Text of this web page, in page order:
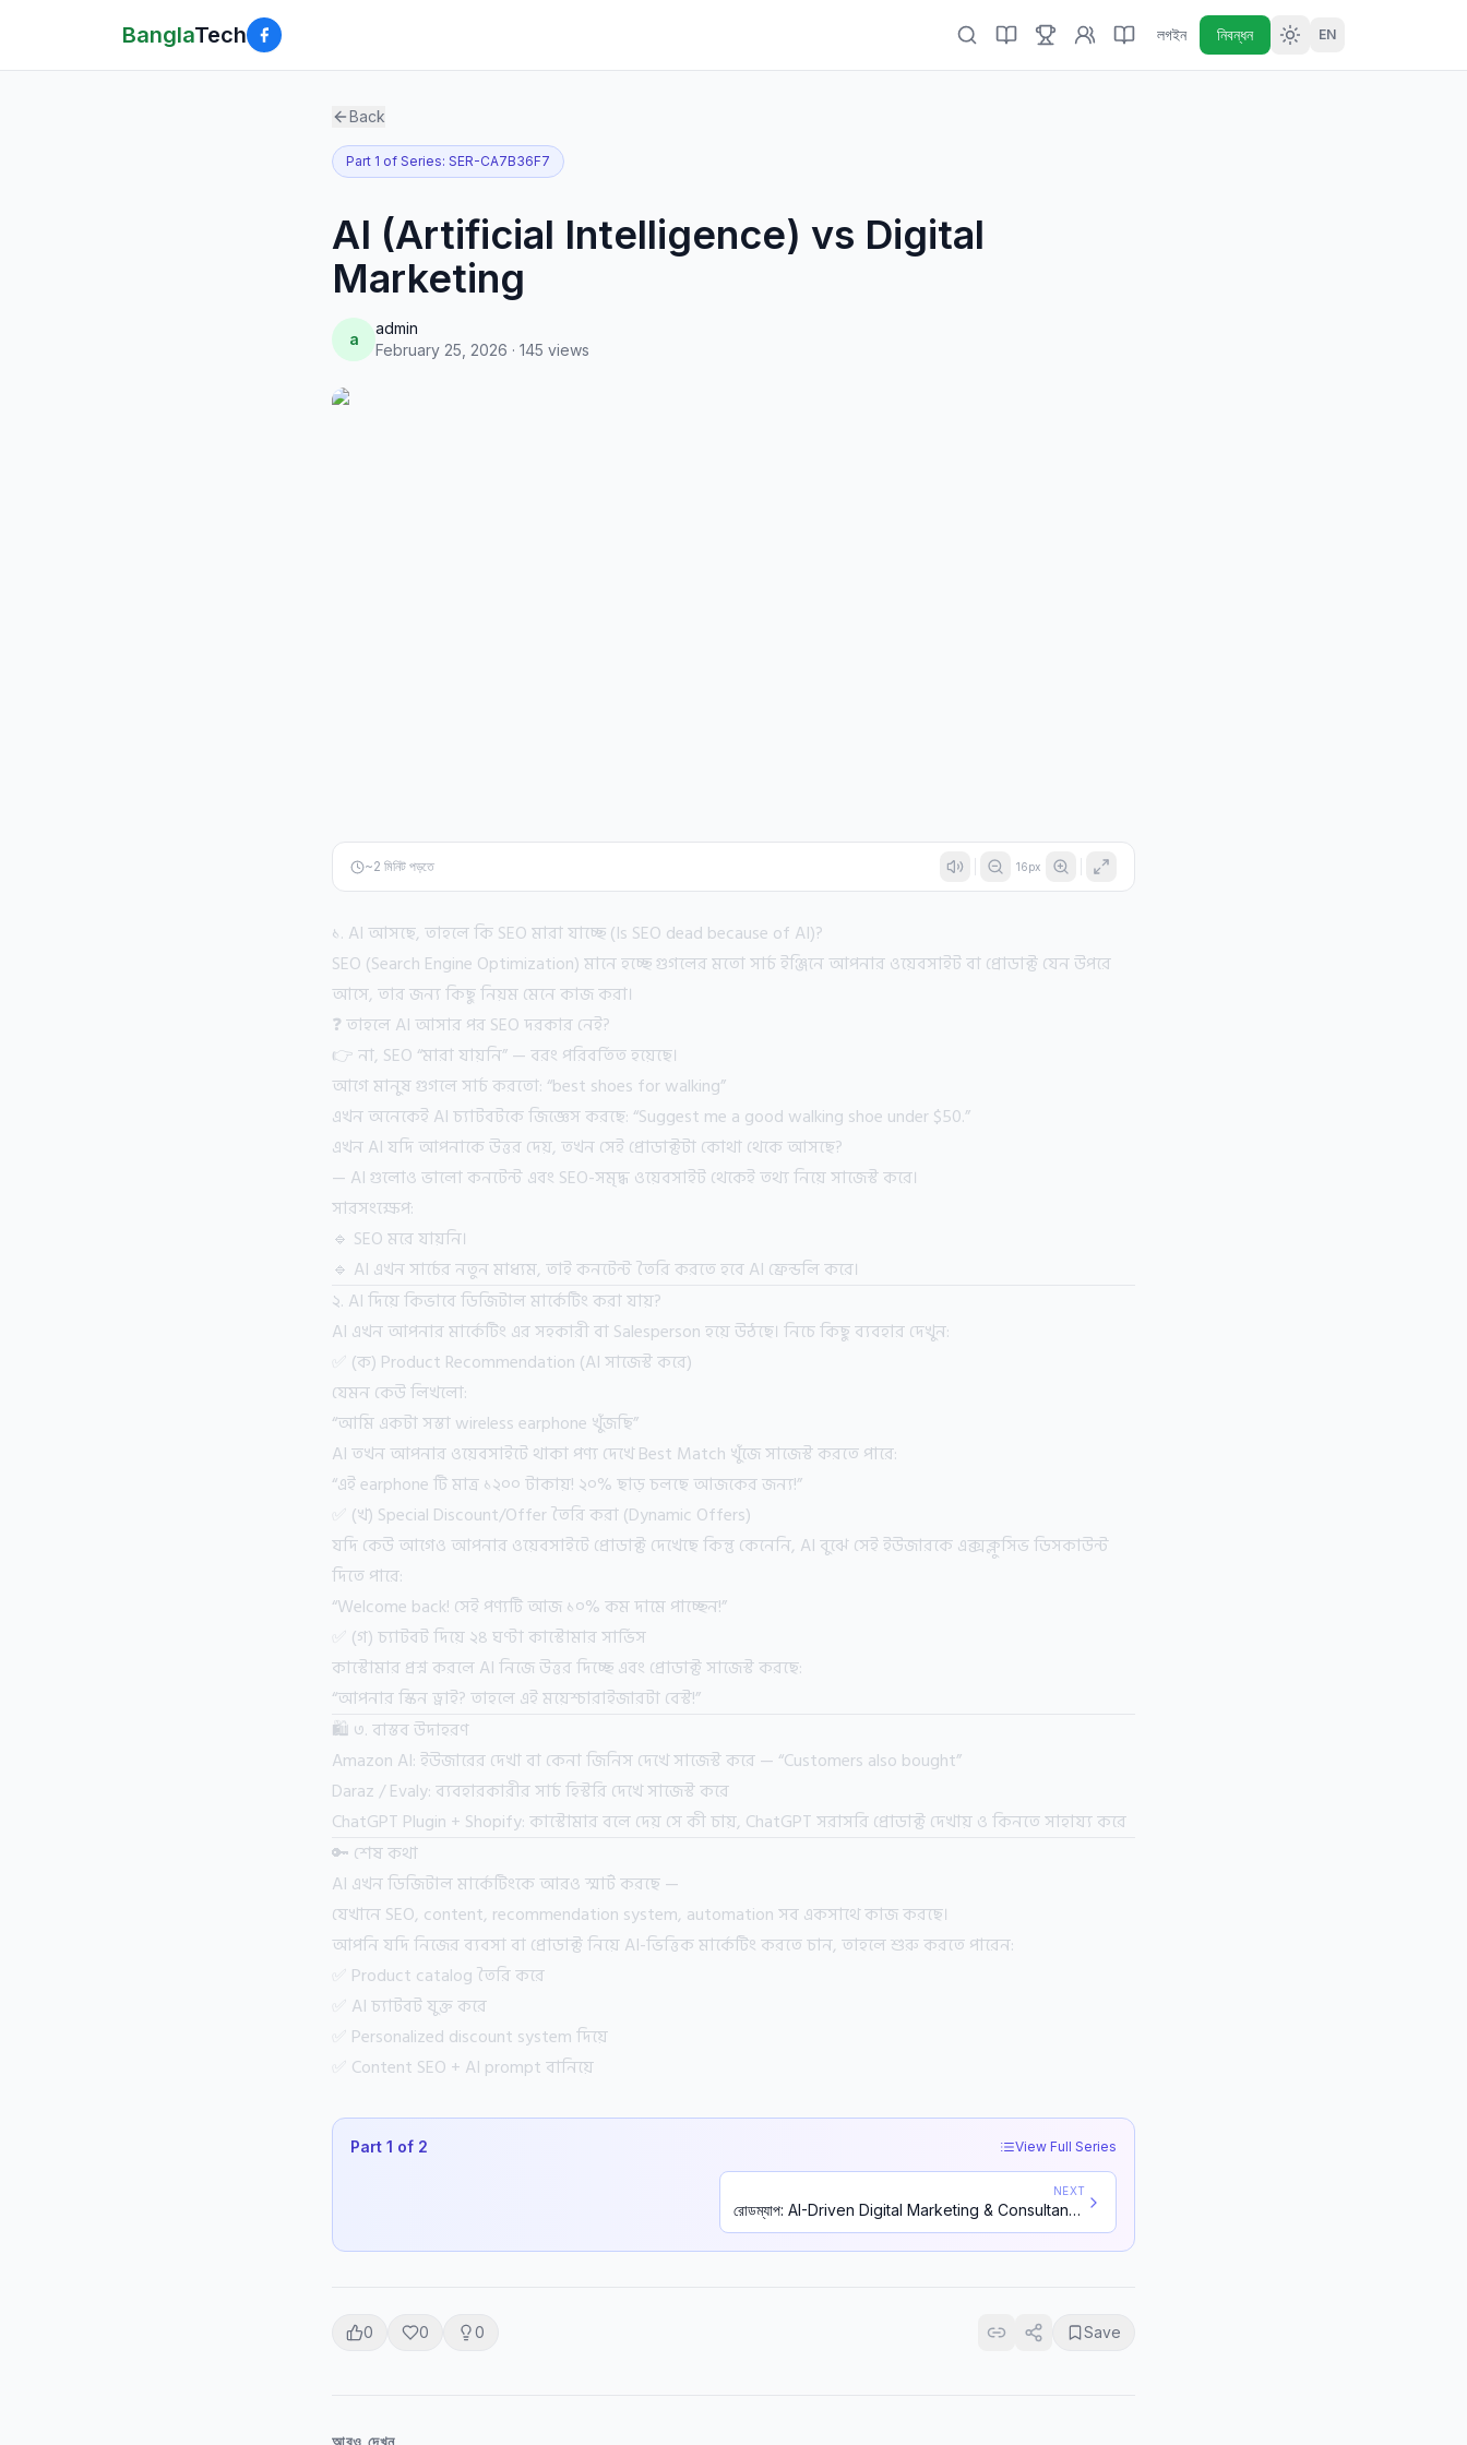
BanglaTech লগইন নিবন্ধন EN
Back
Part 1 of Series: SER-CA7B36F7
AI (Artificial Intelligence) vs Digital
Marketing
a
admin
February 25, 2026 · 145 views
~2 মিনিট পড়তে 16px
১. AI আসছে, তাহলে কি SEO মারা যাচ্ছে (Is SEO dead because of AI)?
SEO (Search Engine Optimization) মানে হচ্ছে গুগলের মতো সার্চ ইঞ্জিনে আপনার ওয়েবসাইট বা প্রোডাক্ট যেন উপরে
আসে, তার জন্য কিছু নিয়ম মেনে কাজ করা।
❓ তাহলে AI আসার পর SEO দরকার নেই?
👉 না, SEO “মারা যায়নি” — বরং পরিবর্তিত হয়েছে।
আগে মানুষ গুগলে সার্চ করতো: “best shoes for walking”
এখন অনেকেই AI চ্যাটবটকে জিজ্ঞেস করছে: “Suggest me a good walking shoe under $50.”
এখন AI যদি আপনাকে উত্তর দেয়, তখন সেই প্রোডাক্টটা কোথা থেকে আসছে?
— AI গুলোও ভালো কনটেন্ট এবং SEO-সমৃদ্ধ ওয়েবসাইট থেকেই তথ্য নিয়ে সাজেস্ট করে।
সারসংক্ষেপ:
🔹 SEO মরে যায়নি।
🔹 AI এখন সার্চের নতুন মাধ্যম, তাই কনটেন্ট তৈরি করতে হবে AI ফ্রেন্ডলি করে।
২. AI দিয়ে কিভাবে ডিজিটাল মার্কেটিং করা যায়?
AI এখন আপনার মার্কেটিং এর সহকারী বা Salesperson হয়ে উঠছে। নিচে কিছু ব্যবহার দেখুন:
✅ (ক) Product Recommendation (AI সাজেস্ট করে)
যেমন কেউ লিখলো:
“আমি একটা সস্তা wireless earphone খুঁজছি”
AI তখন আপনার ওয়েবসাইটে থাকা পণ্য দেখে Best Match খুঁজে সাজেস্ট করতে পারে:
“এই earphone টি মাত্র ১২০০ টাকায়! ২০% ছাড় চলছে আজকের জন্য!”
✅ (খ) Special Discount/Offer তৈরি করা (Dynamic Offers)
যদি কেউ আগেও আপনার ওয়েবসাইটে প্রোডাক্ট দেখেছে কিন্তু কেনেনি, AI বুঝে সেই ইউজারকে এক্সক্লুসিভ ডিসকাউন্ট
দিতে পারে:
“Welcome back! সেই পণ্যটি আজ ১০% কম দামে পাচ্ছেন!”
✅ (গ) চ্যাটবট দিয়ে ২৪ ঘণ্টা কাস্টোমার সার্ভিস
কাস্টোমার প্রশ্ন করলে AI নিজে উত্তর দিচ্ছে এবং প্রোডাক্ট সাজেস্ট করছে:
“আপনার স্কিন ড্রাই? তাহলে এই ময়েশ্চারাইজারটা বেস্ট!”
🛍️ ৩. বাস্তব উদাহরণ
Amazon AI: ইউজারের দেখা বা কেনা জিনিস দেখে সাজেস্ট করে — “Customers also bought”
Daraz / Evaly: ব্যবহারকারীর সার্চ হিস্টরি দেখে সাজেস্ট করে
ChatGPT Plugin + Shopify: কাস্টোমার বলে দেয় সে কী চায়, ChatGPT সরাসরি প্রোডাক্ট দেখায় ও কিনতে সাহায্য করে
🔑 শেষ কথা
AI এখন ডিজিটাল মার্কেটিংকে আরও স্মার্ট করছে —
যেখানে SEO, content, recommendation system, automation সব একসাথে কাজ করছে।
আপনি যদি নিজের ব্যবসা বা প্রোডাক্ট নিয়ে AI-ভিত্তিক মার্কেটিং করতে চান, তাহলে শুরু করতে পারেন:
✅ Product catalog তৈরি করে
✅ AI চ্যাটবট যুক্ত করে
✅ Personalized discount system দিয়ে
✅ Content SEO + AI prompt বানিয়ে
Part 1 of 2 View Full Series
NEXT
রোডম্যাপ: AI-Driven Digital Marketing & Consultancy
0 0 0 Save
আরও দেখুন